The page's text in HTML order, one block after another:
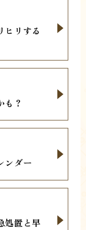
ヒリする
も？
ンダー
処置と早